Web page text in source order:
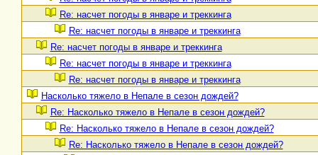
Re: насчет погоды в январе и треккинга
Re: насчет погоды в январе и треккинга
Re: насчет погоды в январе и треккинга
Re: насчет погоды в январе и треккинга
Re: насчет погоды в январе и треккинга
Насколько тяжело в Непале в сезон дождей?
Re: Насколько тяжело в Непале в сезон дождей?
Re: Насколько тяжело в Непале в сезон дождей?
Re: Насколько тяжело в Непале в сезон дождей?